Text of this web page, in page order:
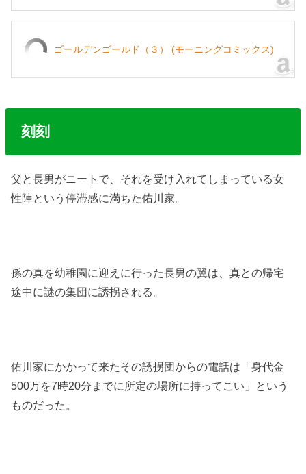
ゴールデンゴールド（３） (モーニングコミックス)
刻刻
父と長男がニートで、それを受け入れてしまっている女
性陣という停滞感に満ちた佑川家。
孫の真を幼稚園に迎えに行った長男の翼は、真との帰宅
途中に謎の集団に誘拐される。
佑川家にかかって来たその誘拐団からの電話は「身代金
500万を7時20分までに所定の場所に持ってこい」という
ものだった。